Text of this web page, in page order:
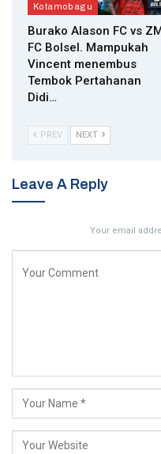
Kotamobagu
Burako Alason FC vs
FC Bolsel. Mampukah
Vincent menembus
Tembok Pertahanan
Didi…
PREV NEXT
Leave A Reply
Your email